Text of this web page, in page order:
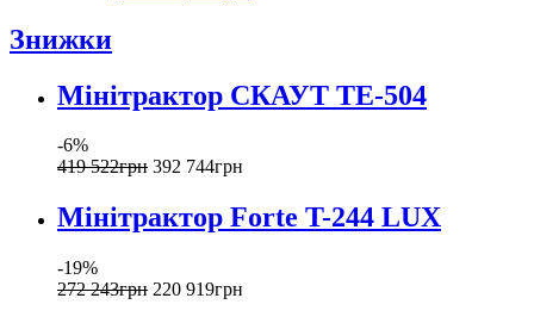
Знижки
Мінітрактор СКАУТ ТЕ-504
-6%
419 522грн 392 744грн
Мінітрактор Forte T-244 LUX
-19%
272 243грн 220 919грн